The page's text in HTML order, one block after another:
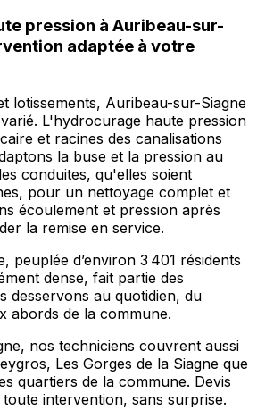
pression à Auribeau-sur-
adaptée à votre
lotissements, Auribeau-sur-Siagne
L'hydrocurage haute pression
et racines des canalisations
la buse et la pression au
conduites, qu'elles soient
pour un nettoyage complet et
écoulement et pression après
la remise en service.
peuplée d’environ 3 401 résidents
dense, fait partie des
desservons au quotidien, du
abords de la commune.
nos techniciens couvrent aussi
Les Gorges de la Siagne que
quartiers de la commune. Devis
intervention, sans surprise.